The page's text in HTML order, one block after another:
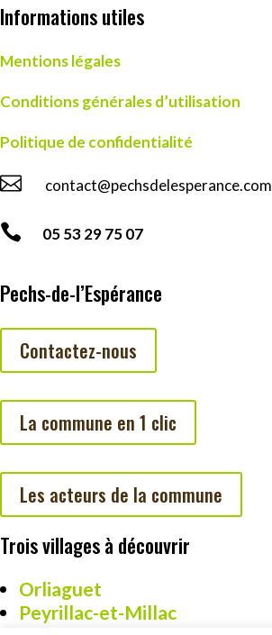
Informations utiles
Mentions légales
Conditions générales d’utilisation
Politique de confidentialité
 contact@pechsdelesperance.com
 05 53 29 75 07
Pechs-de-l’Espérance
Contactez-nous
La commune en 1 clic
Les acteurs de la commune
Trois villages à découvrir
Orliaguet
Peyrillac-et-Millac